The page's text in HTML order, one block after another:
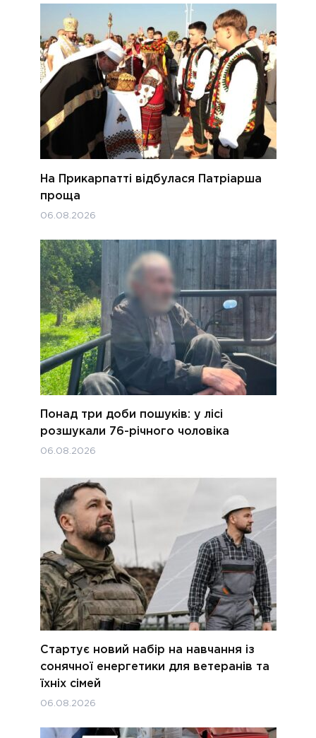
На Прикарпатті відбулася Патріарша
проща
06.08.2026
Понад три доби пошуків: у лісі
розшукали 76-річного чоловіка
06.08.2026
Стартує новий набір на навчання із
сонячної енергетики для ветеранів та
їхніх сімей
06.08.2026